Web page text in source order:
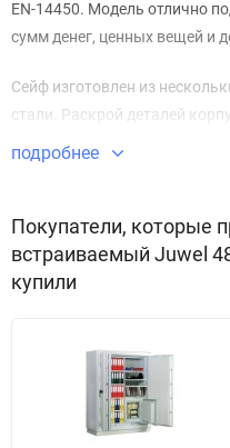
EN-14450. Модель отлично
сумм денег, ценных вещей и
Сейф изготовлен из
стали. Раскрой деталей
лазерным резаком, а их
Внутренняя петля –
Четыре ригеля фиксируют
каждого ригеля – 25 мм.
подробнее
Покупатели, которые
встраиваемый Juwel
купили